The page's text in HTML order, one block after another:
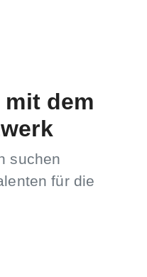
mit dem
suchen
für die